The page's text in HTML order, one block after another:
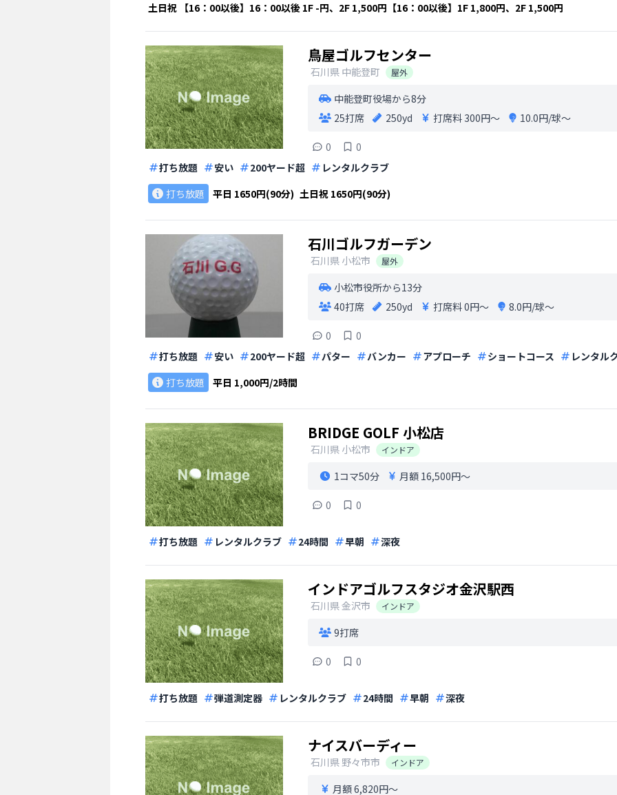
土日祝 【16：00以後】16：00以後 1F -円、2F 1,500円【16：00以後】1F 1,800円、2F 1,500円
鳥屋ゴルフセンター
石川県 中能登町 屋外
中能登町役場から8分
25打席
250yd 打席料 300円〜 10.0円/球〜
0
0
打ち放題
安い 200ヤード超
レンタルクラブ
打ち放題
平日 1650円(90分) 土日祝 1650円(90分)
石川ゴルフガーデン
石川県 小松市 屋外
小松市役所から13分
40打席
250yd 打席料0円〜 8.0円/球〜
0
0
打ち放題
安い 200ヤード超 パター バンカー アプローチ ショートコース
レンタル
打ち放題
平日 1,000円/2時間
BRIDGE GOLF 小松店
石川県 小松市 インドア
1コマ50分 月額 16,500円〜
0 0
打ち放題 レンタルクラブ 24時間 早朝 深夜
インドアゴルフスタジオ金沢駅西
石川県金沢市 インドア
9打席
0 0
打ち放題 弾道測定器 レンタルクラブ 24時間 早朝 深夜
ナイスバーディー
石川県野々市市 インドア
月額 6,820円〜